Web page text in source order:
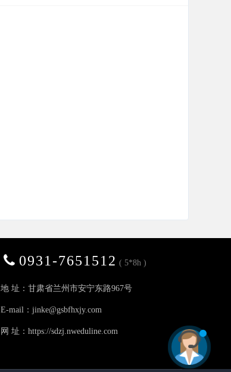
0931-7651512 ( 5*8h )
地 址：甘肃省兰州市安宁东路967号
E-mail：jinke@gsbfhxjy.com
网 址：https://sdzj.nweduline.com